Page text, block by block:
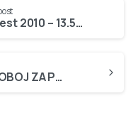
Cooperjev tekaški test 2010 – 13.5.2010, slike
MEDNARODNI JUDO TROBOJ ZA POKAL»INTEGRAL AVTO JESENICE 2010« – 24.05.2010